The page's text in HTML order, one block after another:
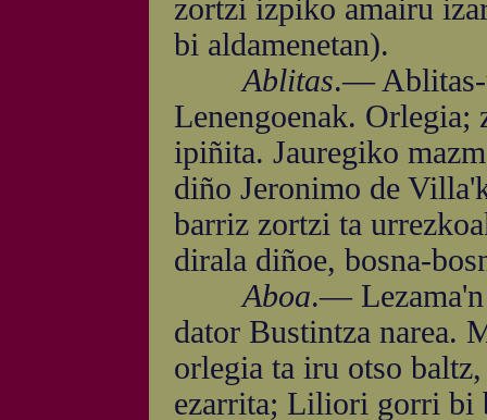
zortzi izpiko amairu
bi aldamenetan).
Ablitas.— Ablitas-
Lenengoenak. Orlegia;
ipiñita. Jauregiko
diño Jeronimo de
barriz zortzi ta
dirala diñoe, bosna-
Aboa.—
dator Bustintza narea.
orlegia ta iru otso
ezarrita; Liliori gorri bi